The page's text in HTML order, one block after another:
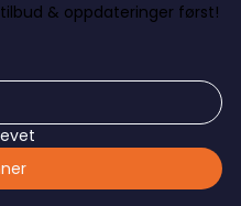
& oppdateringer først!